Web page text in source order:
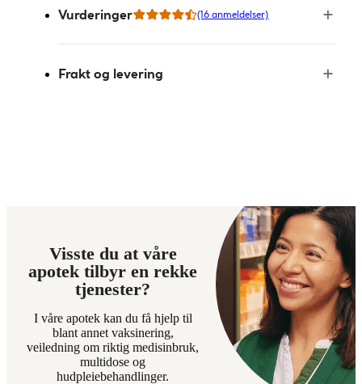
Vurderinger (16 anmeldelser)
Frakt og levering
Visste du at våre
apotek tilbyr en rekke
tjenester?
I våre apotek kan du få hjelp til
blant annet vaksinering,
veiledning om riktig medisinbruk,
multidose og
hudpleiebehandlinger.